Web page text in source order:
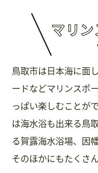
マリン
鳥取市は日本海に面
ードなどマリンスポ
っぱい楽しむことが
は海水浴も出来る鳥
る賀露海水浴場、因
そのほかにもたくさ